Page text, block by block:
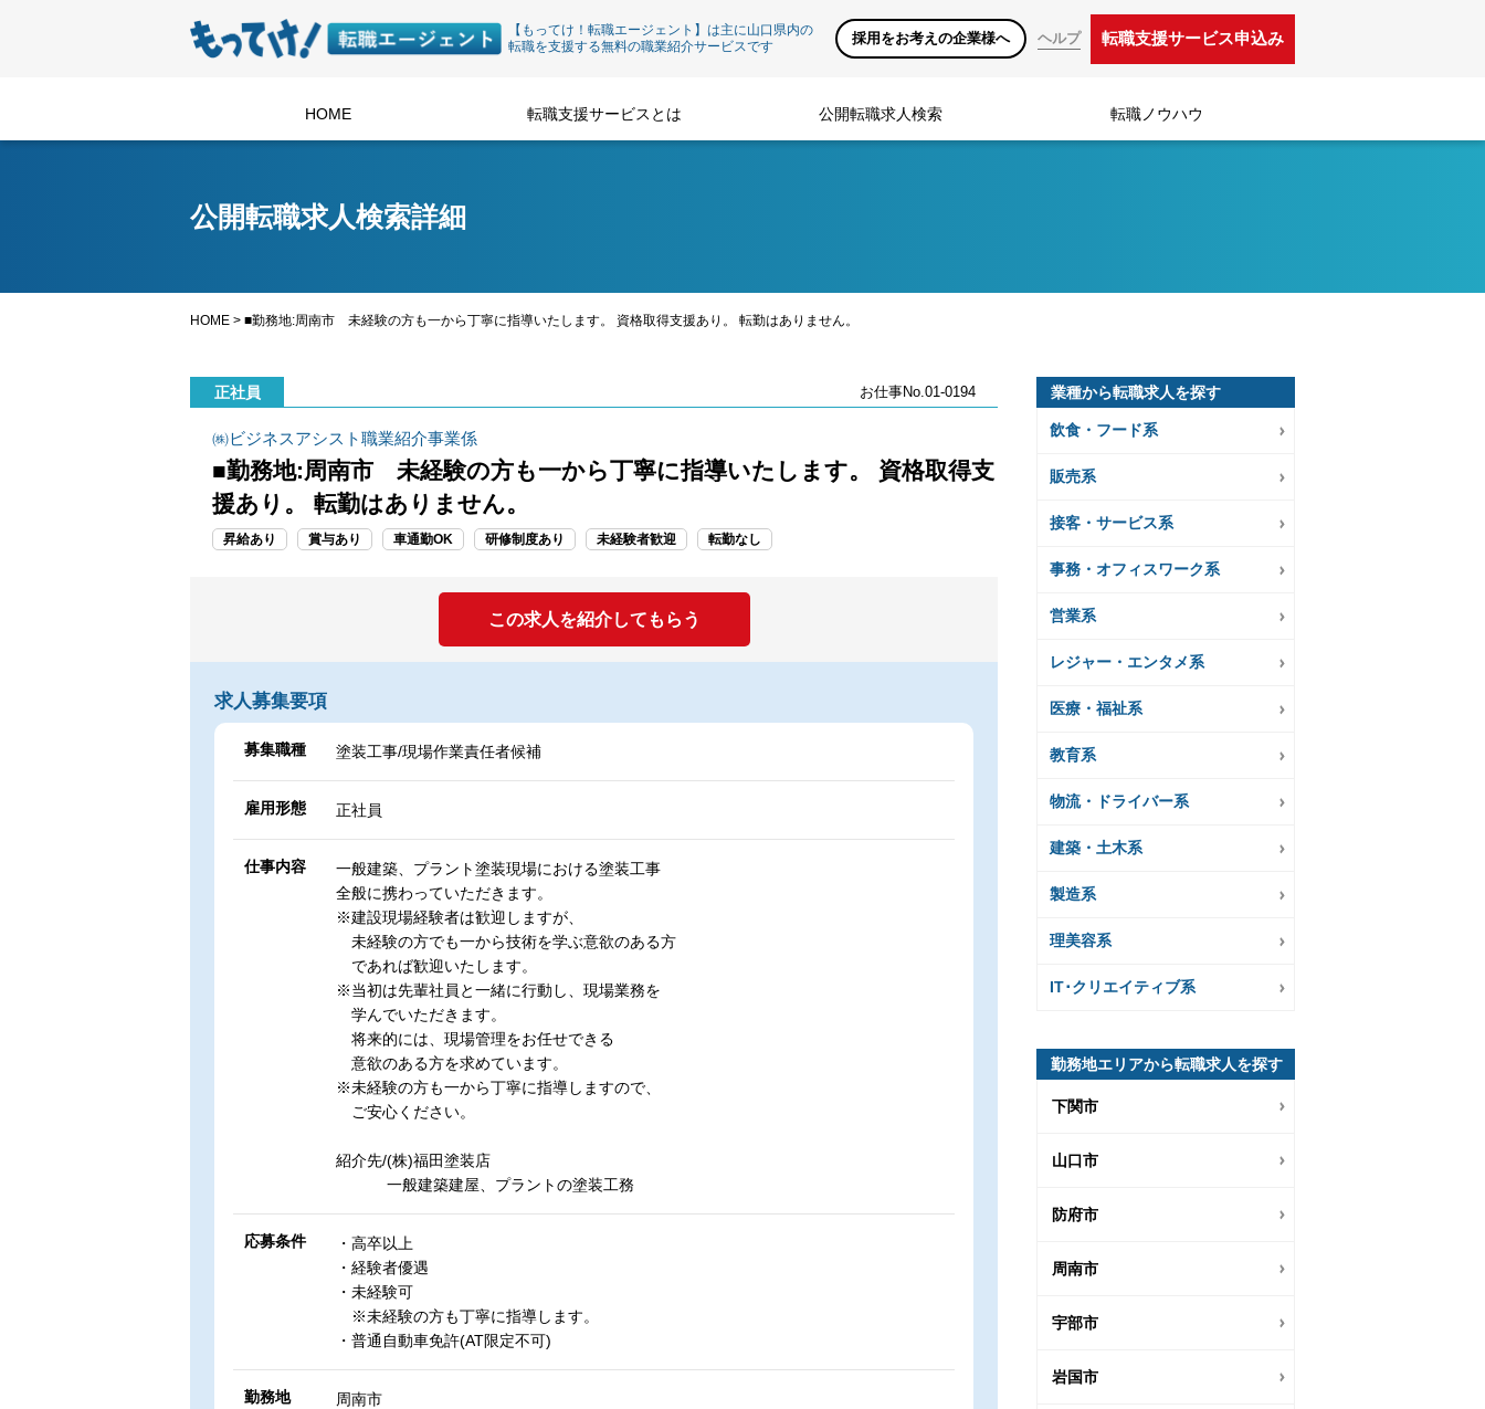
【もってけ！転職エージェント】は主に山口県内の
転職を支援する無料の職業紹介サービスです
採用をお考えの企業様へ ヘルプ 転職支援サービス申込み
HOME 転職支援サービスとは 公開転職求人検索 転職ノウハウ
公開転職求人検索詳細
HOME > ■勤務地:周南市 未経験の方も一から丁寧に指導いたします。 資格取得支援あり。 転勤はありません。
正社員 お仕事No.01-0194
㈱ビジネスアシスト職業紹介事業係
■勤務地:周南市 未経験の方も一から丁寧に指導いたします。 資格取得支
援あり。 転勤はありません。
昇給あり 賞与あり 車通勤OK 研修制度あり 未経験者歓迎 転勤なし
この求人を紹介してもらう
求人募集要項
募集職種 塗装工事/現場作業責任者候補
雇用形態 正社員
仕事内容
一般建築、プラント塗装現場における塗装工事
全般に携わっていただきます。
※建設現場経験者は歓迎しますが、
未経験の方でも一から技術を学ぶ意欲のある方
であれば歓迎いたします。
※当初は先輩社員と一緒に行動し、現場業務を
学んでいただきます。
将来的には、現場管理をお任せできる
意欲のある方を求めています。
※未経験の方も一から丁寧に指導しますので、
ご安心ください。
紹介先/(株)福田塗装店
一般建築建屋、プラントの塗装工務
応募条件
・高卒以上
・経験者優遇
・未経験可
※未経験の方も丁寧に指導します。
・普通自動車免許(AT限定不可)
勤務地 周南市
業種から転職求人を探す
飲食・フード系
販売系
接客・サービス系
事務・オフィスワーク系
営業系
レジャー・エンタメ系
医療・福祉系
教育系
物流・ドライバー系
建築・土木系
製造系
理美容系
IT･クリエイティブ系
勤務地エリアから転職求人を探す
下関市
山口市
防府市
周南市
宇部市
岩国市